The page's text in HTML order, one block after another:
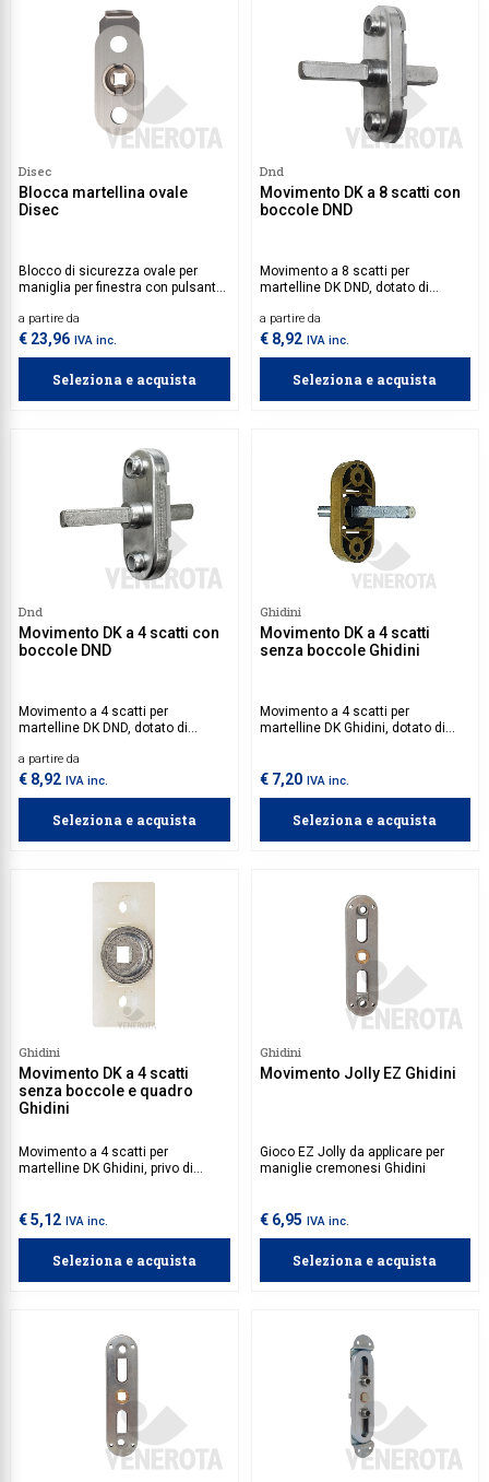
Disec
Blocca martellina ovale
Disec
Blocco di sicurezza ovale per
maniglia per finestra con pulsante,
serramento. A seguito del
montaggio del dispositivo, la
maniglia per finestra può essere
premendo il pulsante di sblocco. Il
dispositivo evita che dei
quadro maniglia praticando un
foro dall'esterno. Il dispositivo di
sicurezza è compatibile con tutte
le maniglie per finestra DK in
commercio.
a partire da
€ 23,96 IVA inc.
Seleziona e acquista
Dnd
Movimento DK a 8 scatti con
boccole DND
Movimento a 8 scatti per
martelline DK DND, dotato di
a partire da
€ 8,92 IVA inc.
Seleziona e acquista
Dnd
Movimento DK a 4 scatti con
boccole DND
Movimento a 4 scatti per
martelline DK DND, dotato di
a partire da
€ 8,92 IVA inc.
Seleziona e acquista
Ghidini
Movimento DK a 4 scatti
senza boccole Ghidini
Movimento a 4 scatti per
martelline DK Ghidini, dotato di
€ 7,20 IVA inc.
Seleziona e acquista
Ghidini
Movimento DK a 4 scatti
senza boccole e quadro
Ghidini
Movimento a 4 scatti per
martelline DK Ghidini, privo di
€ 5,12 IVA inc.
Seleziona e acquista
Ghidini
Movimento Jolly EZ Ghidini
Gioco EZ Jolly da applicare per
maniglie cremonesi Ghidini
€ 6,95 IVA inc.
Seleziona e acquista